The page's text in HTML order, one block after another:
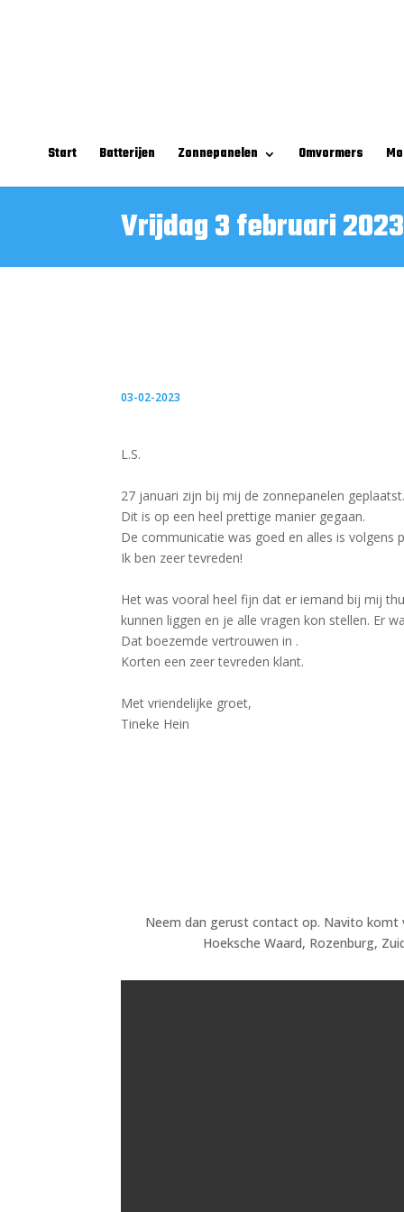
Start Batterijen Zonnepanelen Omvormers
Vrijdag 3 februari
03-02-2023
L.S.
27 januari zijn bij mij de zonnepanelen geplaatst.
Dit is op een heel prettige manier gegaan.
De communicatie was goed en alles is volgens
Ik ben zeer tevreden!
Het was vooral heel fijn dat er iemand bij mij
kunnen liggen en je alle vragen kon stellen. Er
Dat boezemde vertrouwen in .
Korten een zeer tevreden klant.
Met vriendelijke groet,
Tineke Hein
Neem dan gerust contact op. Navito komt
Hoeksche Waard, Rozenburg,